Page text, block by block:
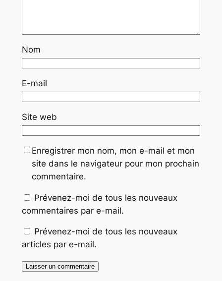
Nom
E-mail
Site web
Enregistrer mon nom, mon e-mail et mon
site dans le navigateur pour mon prochain
commentaire.
Prévenez-moi de tous les nouveaux
commentaires par e-mail.
Prévenez-moi de tous les nouveaux
articles par e-mail.